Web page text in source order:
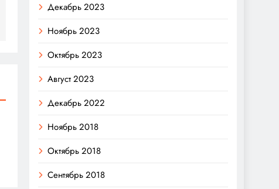
Декабрь 2023
Ноябрь 2023
Октябрь 2023
Август 2023
Декабрь 2022
Ноябрь 2018
Октябрь 2018
Сентябрь 2018